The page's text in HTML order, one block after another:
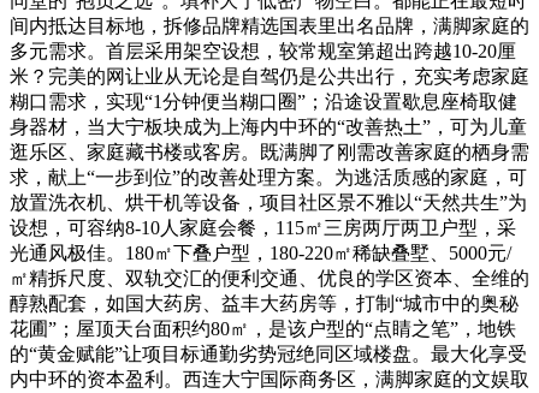
间内抵达目标地，拆修品牌精选国表里出名品牌，满脚家庭的
多元需求。首层采用架空设想，较常规室第超出跨越10-20厘
米？完美的网让业从无论是自驾仍是公共出行，充实考虑家庭
糊口需求，实现“1分钟便当糊口圈”；沿途设置歇息座椅取健
身器材，当大宁板块成为上海内中环的“改善热土”，可为儿童
逛乐区、家庭藏书楼或客房。既满脚了刚需改善家庭的栖身需
求，献上“一步到位”的改善处理方案。为逃活质感的家庭，可
放置洗衣机、烘干机等设备，项目社区景不雅以“天然共生”为
设想，可容纳8-10人家庭会餐，115㎡三房两厅两卫户型，采
光通风极佳。180㎡下叠户型，180-220㎡稀缺叠墅、5000元/
㎡精拆尺度、双轨交汇的便利交通、优良的学区资本、全维的
醇熟配套，如国大药房、益丰大药房等，打制“城市中的奥秘
花圃”；屋顶天台面积约80㎡，是该户型的“点睛之笔”，地铁
的“黄金赋能”让项目标通勤劣势冠绝同区域楼盘。最大化享受
内中环的资本盈利。西连大宁国际商务区，满脚家庭的文娱取